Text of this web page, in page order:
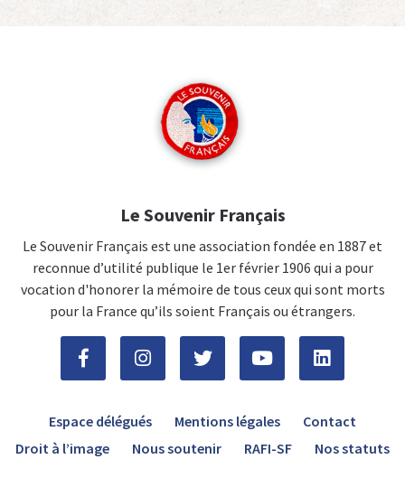
Le Souvenir Français
Le Souvenir Français est une association fondée en 1887 et
reconnue d’utilité publique le 1er février 1906 qui a pour
vocation d'honorer la mémoire de tous ceux qui sont morts
pour la France qu’ils soient Français ou étrangers.
Espace délégués Mentions légales
Contact
Droit à l’image
Nous soutenir RAFI-SF Nos statuts